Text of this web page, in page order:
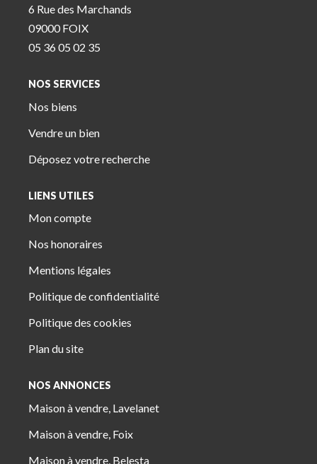
6 Rue des Marchands
09000 FOIX
05 36 05 02 35
NOS SERVICES
Nos biens
Vendre un bien
Déposez votre recherche
LIENS UTILES
Mon compte
Nos honoraires
Mentions légales
Politique de confidentialité
Politique des cookies
Plan du site
NOS ANNONCES
Maison à vendre, Lavelanet
Maison à vendre, Foix
Maison à vendre, Belesta